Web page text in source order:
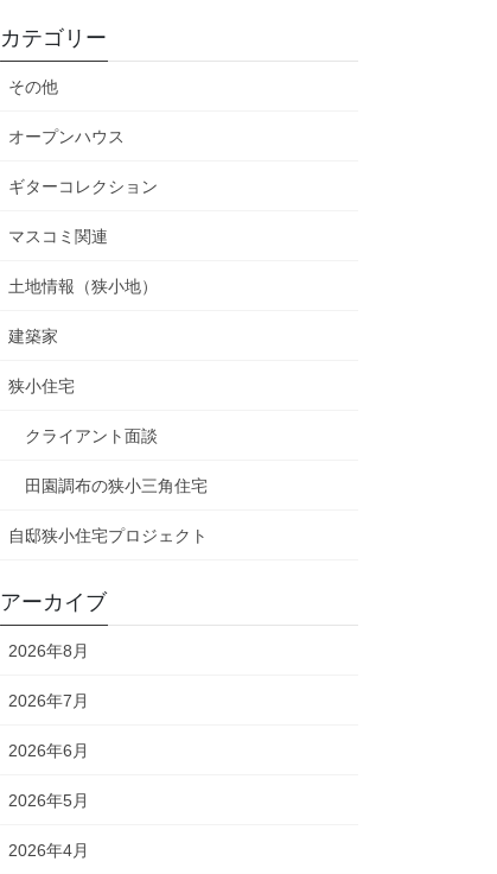
カテゴリー
その他
オープンハウス
ギターコレクション
マスコミ関連
土地情報（狭小地）
建築家
狭小住宅
クライアント面談
田園調布の狭小三角住宅
自邸狭小住宅プロジェクト
アーカイブ
2026年8月
2026年7月
2026年6月
2026年5月
2026年4月